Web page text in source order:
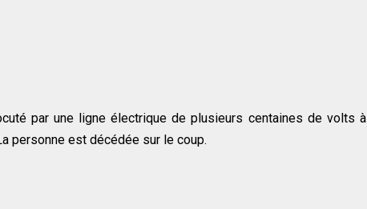
par une ligne électrique de plusieurs centaines de volts à
personne est décédée sur le coup.